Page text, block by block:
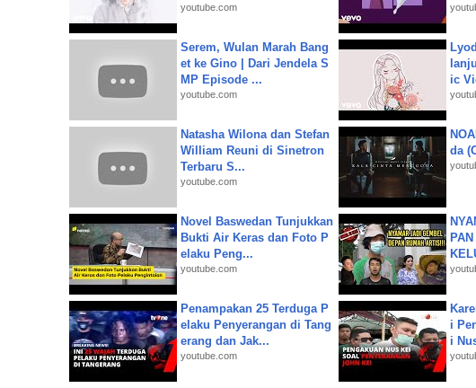
youtube.com
Serem, Wulan Marah Bang
et ke Gino | Dari Jendela S
MP Episode ...
youtube.com
ic
Natasha Wilona dan Stefan
William Reuni di Sinetron
Terbaru S...
youtube.com
da
Novel Baswedan Tunjukkan
Bukti Air Keras dan Foto P
elaku Peng...
youtube.com
Penampakan 25 Terduga P
elaku Penyerangan di Tang
erang dan Jak...
youtube.com
i
i